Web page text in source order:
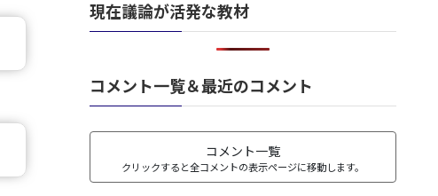
歴史実践 (1) 民族独立運動
都城制 (1) 鎖国(4) 革命 (1)
現在議論が活発な教材
コメント一覧＆最近のコメント
コメント一覧
クリックすると全コメントの表示ページに移動します。